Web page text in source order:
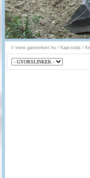
// www.gartnerkert.hu / Kapcsolat /